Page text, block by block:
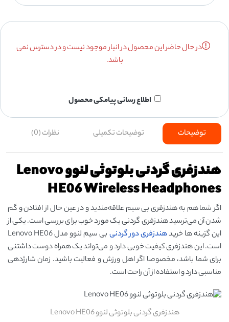
در حال حاضر این محصول در انبار موجود نیست و در دسترس نمی
باشد.
اطلاع رسانی پیامکی محصول
توضیحات توضیحات تکمیلی نظرات (0)
هندزفری گردنی بلوتوثی لنوو Lenovo
HE06 Wireless Headphones
اگر شما هم به هندزفری‌ بی سیم علاقه‌مندید و در عین حال از افتادن و گم
شدن آن می‌ترسید هندزفری‌ گردنی یک مورد خوب برای بررسی است. یکی از
این گزینه ‌ها خریدهندزفری دور گردنی
بی سیم لنوو مدل Lenovo HE06
است. این هندزفری کیفیت خوبی دارد و می‌تواند یک همراه دوست داشتنی
برای شما باشد، مخصوصا اگر اهل ورزش و فعالیت باشید. زمان شارژدهی
مناسبی دارد و استفاده از آن راحت است.
هندزفری گردنی بلوتوثی لنوو Lenovo HE06